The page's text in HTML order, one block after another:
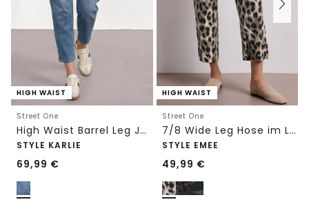
HIGH WAIST
Street One
High Waist Barrel Leg Jeans im Loose Fit
STYLE KARLIE
69,99 €
HIGH WAIST
Street One
7/8 Wide Leg Hose im Loose Fit mit Print
STYLE EMEE
49,99 €